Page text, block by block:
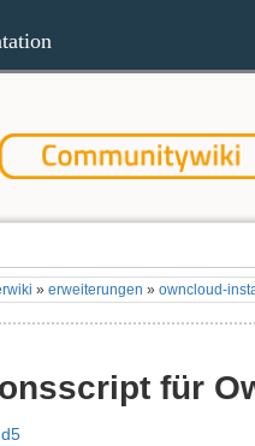
»erweiterungen »owncloud-
für